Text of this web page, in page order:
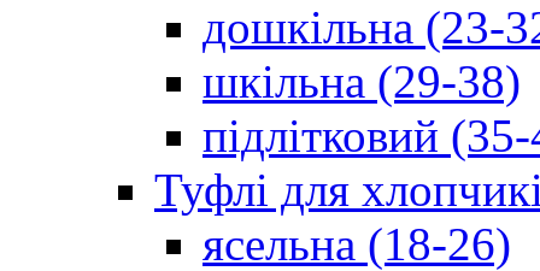
дошкільна (23-
шкільна (29-38)
підлітковий
Туфлі для
ясельна (18-26)